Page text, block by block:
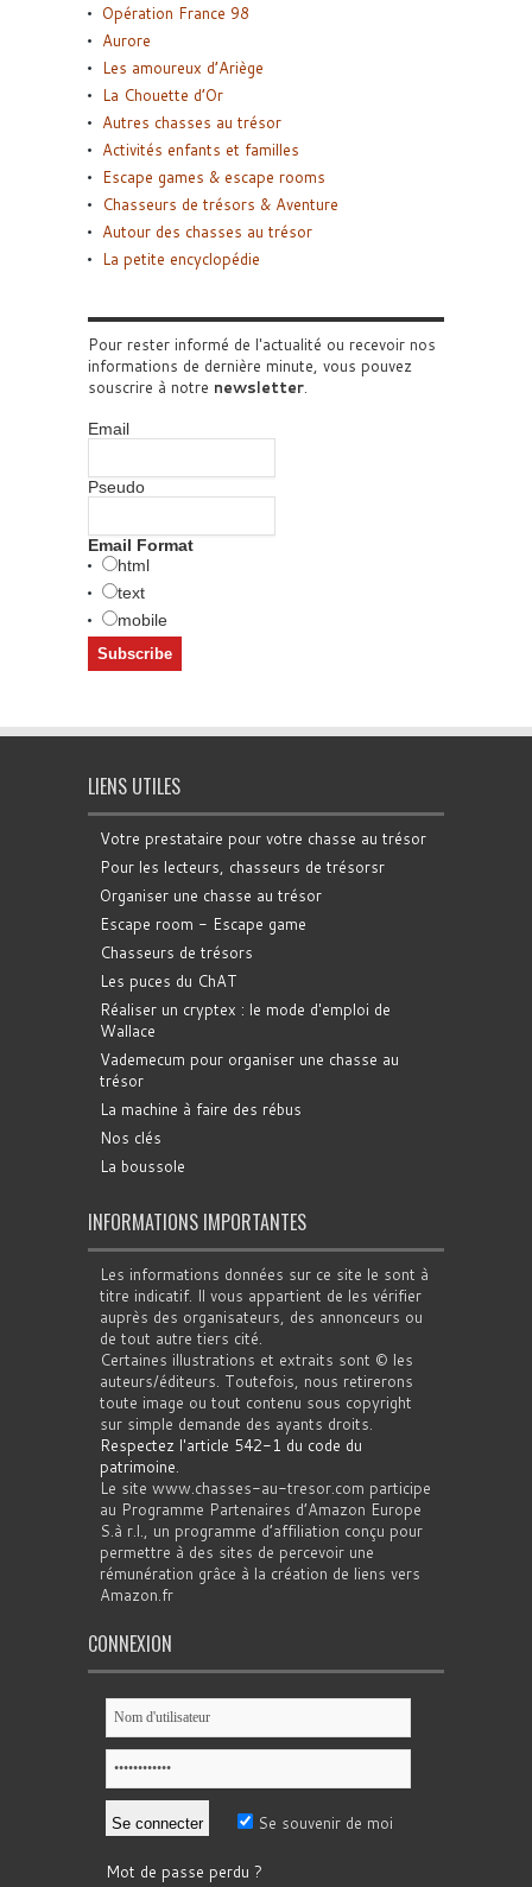
Opération France 98
Aurore
Les amoureux d’Ariège
La Chouette d’Or
Autres chasses au trésor
Activités enfants et familles
Escape games & escape rooms
Chasseurs de trésors & Aventure
Autour des chasses au trésor
La petite encyclopédie
Pour rester informé de l'actualité ou recevoir nos
informations de dernière minute, vous pouvez
souscrire à notre newsletter.
Email
Pseudo
Email Format
html
text
mobile
LIENS UTILES
Votre prestataire pour votre chasse au trésor
Pour les lecteurs, chasseurs de trésorsr
Organiser une chasse au trésor
Escape room - Escape game
Chasseurs de trésors
Les puces du ChAT
Réaliser un cryptex : le mode d'emploi de
Wallace
Vademecum pour organiser une chasse au
trésor
La machine à faire des rébus
Nos clés
La boussole
INFORMATIONS IMPORTANTES
Les informations données sur ce site le sont à
titre indicatif. Il vous appartient de les vérifier
auprès des organisateurs, des annonceurs ou
de tout autre tiers cité.
Certaines illustrations et extraits sont © les
auteurs/éditeurs. Toutefois, nous retirerons
toute image ou tout contenu sous copyright
sur simple demande des ayants droits.
Respectez l'article 542-1 du code du
patrimoine.
Le site www.chasses-au-tresor.com participe
au Programme Partenaires d’Amazon Europe
S.à r.l., un programme d’affiliation conçu pour
permettre à des sites de percevoir une
rémunération grâce à la création de liens vers
Amazon.fr
CONNEXION
Se souvenir de moi
Mot de passe perdu ?